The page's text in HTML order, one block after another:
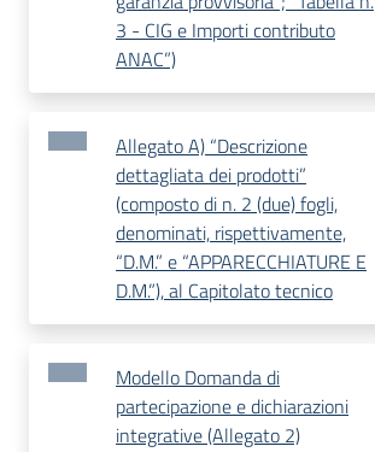
3 - CIG e Importi contributo
ANAC”)
Allegato A) “Descrizione
dettagliata dei prodotti”
(composto di n. 2 (due) fogli,
denominati, rispettivamente,
“D.M.” e “APPARECCHIATURE E
D.M.”), al Capitolato tecnico
Modello Domanda di
partecipazione e dichiarazioni
integrative (Allegato 2)